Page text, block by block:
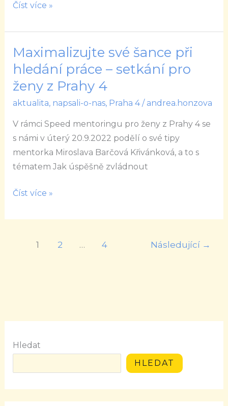
Číst více »
Maximalizujte své šance při
hledání práce – setkání pro
ženy z Prahy 4
aktualita, napsali-o-nas, Praha 4/ andrea.honzova
V rámci Speed mentoringu pro ženy z Prahy 4 se
s námi v úterý 20.9.2022 podělí o své tipy
mentorka Miroslava Barčová Křivánková, a to s
tématem Jak úspěšně zvládnout
Maximalizujte
své
šance
při
hledání
práce
–
setkání
pro
z
4
Číst více »
1 2 … 4 Následující →
Hledat
HLEDAT